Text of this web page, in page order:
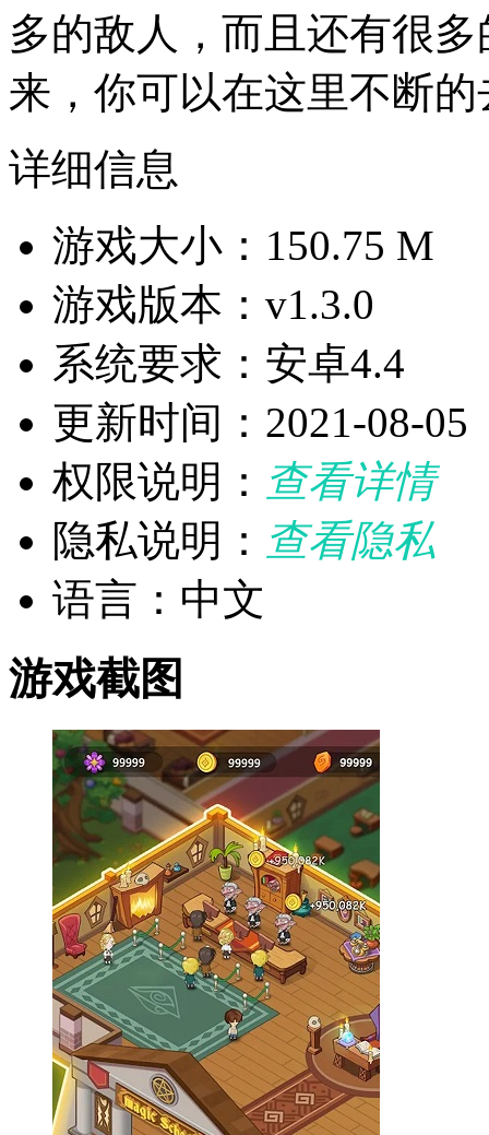
多的敌人，而且还有很
来，你可以在这里不断
详细信息
游戏大小：150.75 M
游戏版本：v1.3.0
系统要求：安卓4.4
更新时间：2021-08-05
权限说明： 查看详情
隐私说明： 查看隐私
语言：中文
游戏截图